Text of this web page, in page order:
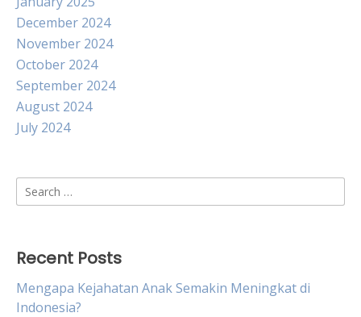
December 2024
November 2024
October 2024
September 2024
August 2024
July 2024
Search
for:
Recent Posts
Mengapa Kejahatan Anak Semakin Meningkat di
Indonesia?